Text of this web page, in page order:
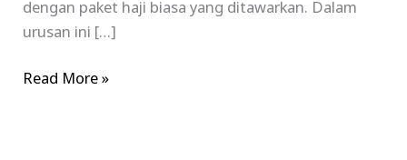
dengan paket haji biasa yang ditawarkan. Dalam
urusan ini […]
Read More »